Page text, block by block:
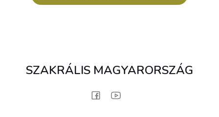
SZAKRÁLIS MAGYARORSZÁG